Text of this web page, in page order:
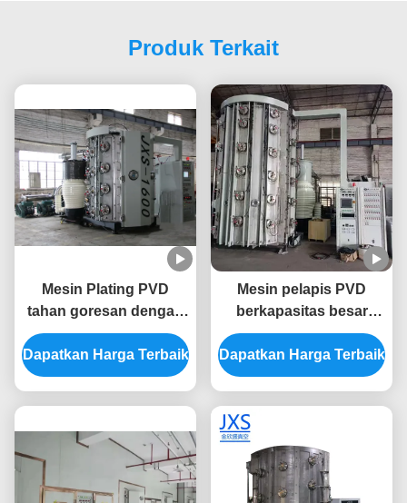
Produk Terkait
Mesin Plating PVD
tahan goresan dengan
finishing seragam dan
sistem kontrol otomatis
penuh untuk furnitur
Dapatkan Harga Terbaik
Mesin pelapis PVD
berkapasitas besar
dengan ruang vakum
tugas berat dan sistem
kontrol otomatis penuh
Dapatkan Harga Terbaik